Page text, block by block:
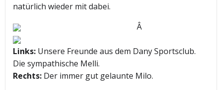
natürlich wieder mit dabei.
Â
Links: Unsere Freunde aus dem Dany Sportsclub.
Die sympathische Melli.
Rechts: Der immer gut gelaunte Milo.